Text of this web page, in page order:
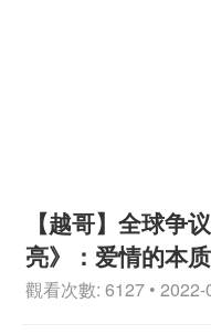
【越哥】全球争
亮》：爱情的本
觀看次數: 6127 •